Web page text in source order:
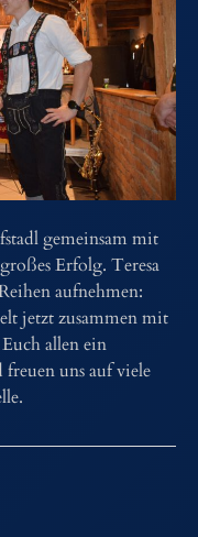
gemeinsam mit
Erfolg. Teresa
aufnehmen:
jetzt zusammen mit
allen ein
freuen uns auf viele